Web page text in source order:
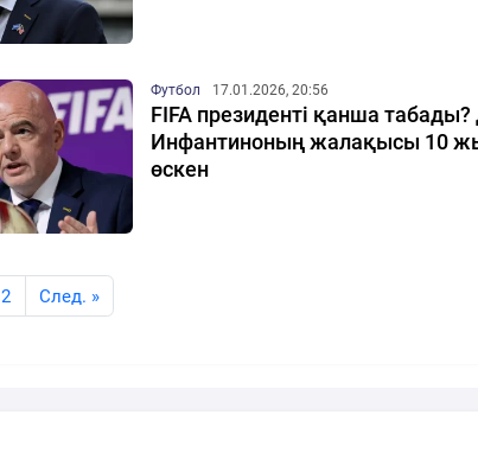
Футбол 17.01.2026, 20:56
FIFA президенті қанша
Инфантиноның жалақысы 10
өскен
2 Cлед. »